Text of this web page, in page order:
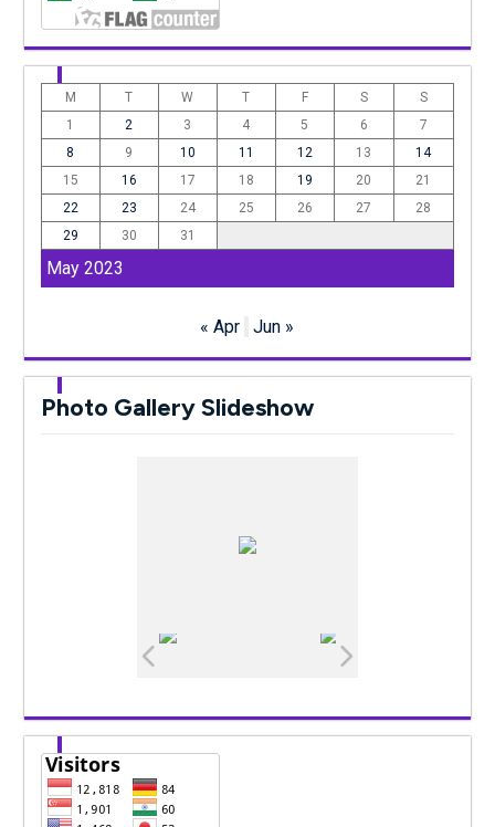
May 2023
M T W T F S
S
1
2 3 4 5 6
7
8
9 10 11 12 13
14
15
16 17 18 19 20
21
22
23 24 25 26 27
28
29
30 31
« Apr Jun »
Photo Gallery Slideshow